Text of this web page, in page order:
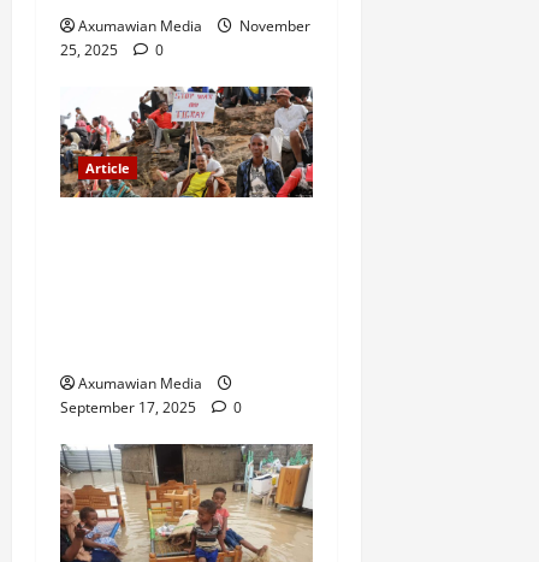
Axumawian Media
November
25, 2025
0
Article
Axumawian Media
September 17, 2025
0